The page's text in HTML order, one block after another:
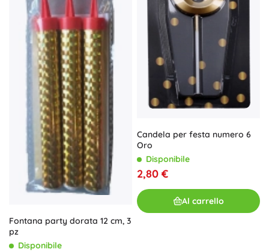
Fontana party dorata 12 cm, 3
pz
Disponibile
Candela per festa numero 6
Oro
Disponibile
2,80 €
Al carrello